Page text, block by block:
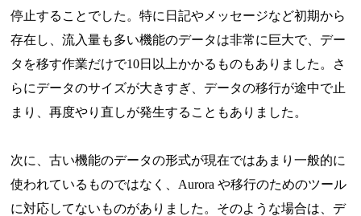
停止することでした。特に日記やメッセージなど初期から
存在し、流入量も多い機能のデータは非常に巨大で、デー
タを移す作業だけで10日以上かかるものもありました。さ
らにデータのサイズが大きすぎ、データの移行が途中で止
まり、再度やり直しが発生することもありました。
次に、古い機能のデータの形式が現在ではあまり一般的に
使われているものではなく、Aurora や移行のためのツール
に対応してないものがありました。そのような場合は、デ